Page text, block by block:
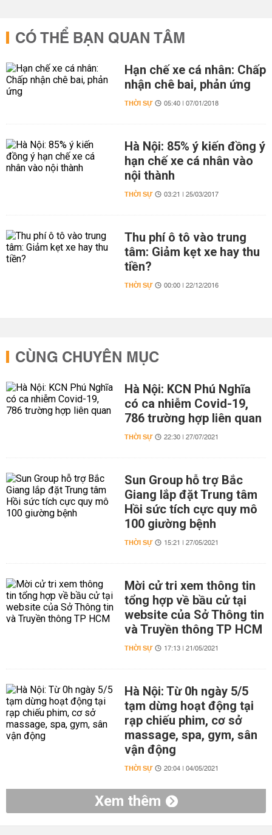
CÓ THỂ BẠN QUAN TÂM
Hạn chế xe cá nhân: Chấp
nhận chê bai, phản ứng
THỜI SỰ 05:40 | 07/01/2018
Hà Nội: 85% ý kiến đồng ý
hạn chế xe cá nhân vào
nội thành
THỜI SỰ 03:21 | 25/03/2017
Thu phí ô tô vào trung
tâm: Giảm kẹt xe hay thu
tiền?
THỜI SỰ 00:00 | 22/12/2016
CÙNG CHUYÊN MỤC
Hà Nội: KCN Phú Nghĩa
có ca nhiễm Covid-19,
786 trường hợp liên quan
THỜI SỰ 22:30 | 27/07/2021
Sun Group hỗ trợ Bắc
Giang lắp đặt Trung tâm
Hồi sức tích cực quy mô
100 giường bệnh
THỜI SỰ 15:21 | 27/05/2021
Mời cử tri xem thông tin
tổng hợp về bầu cử tại
website của Sở Thông tin
và Truyền thông TP HCM
THỜI SỰ 17:13 | 21/05/2021
Hà Nội: Từ 0h ngày 5/5
tạm dừng hoạt động tại
rạp chiếu phim, cơ sở
massage, spa, gym, sân
vận động
THỜI SỰ 20:04 | 04/05/2021
Xem thêm